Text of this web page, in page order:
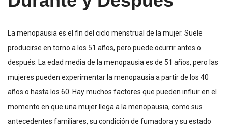
La menopausia es el fin del ciclo menstrual de la mujer. Suele
producirse en torno a los 51 años, pero puede ocurrir antes o
después. La edad media de la menopausia es de 51 años, pero las
mujeres pueden experimentar la menopausia a partir de los 40
años o hasta los 60. Hay muchos factores que pueden influir en el
momento en que una mujer llega a la menopausia, como sus
antecedentes familiares, su condición de fumadora y su estado